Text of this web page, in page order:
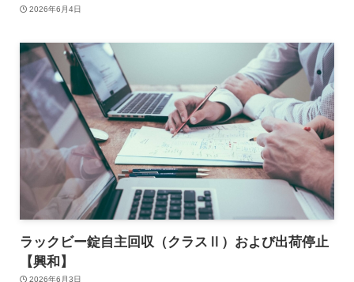
2026年6月4日
ラックビー錠自主回収（クラスⅡ）および出荷停止
【興和】
2026年6月3日